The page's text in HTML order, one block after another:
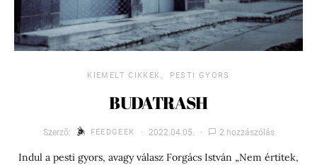
KIEMELT CIKKEK PESTI GYORS
BUDATRASH
Szerző: FEEDGEEK 2022.04.05. 2 hozzászólás
Indul a pesti gyors, avagy válasz Forgács István „Nem értitek,